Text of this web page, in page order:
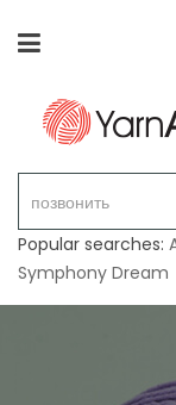
Popular searches:
Symphony Dream